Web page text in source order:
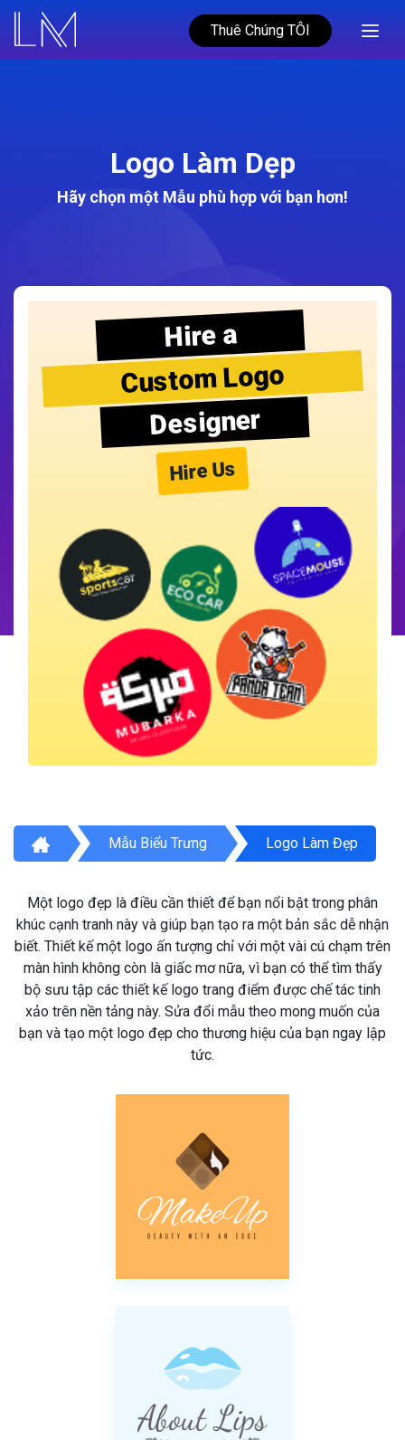
Thuê Chúng TÔI
Logo Làm Dẹp
Hãy chọn một Mẫu phù hợp với bạn hơn!
Hire a
Custom Logo
Designer
Hire Us
Mẫu Biểu Trưng Logo Làm Đẹp
Một logo đẹp là điều cần thiết để bạn nổi bật trong phân
khúc cạnh tranh này và giúp bạn tạo ra một bản sắc dễ nhận
biết. Thiết kế một logo ấn tượng chỉ với một vài cú chạm trên
màn hình không còn là giấc mơ nữa, vì bạn có thể tìm thấy
bộ sưu tập các thiết kế logo trang điểm được chế tác tinh
xảo trên nền tảng này. Sửa đổi mẫu theo mong muốn của
bạn và tạo một logo đẹp cho thương hiệu của bạn ngay lập
tức.